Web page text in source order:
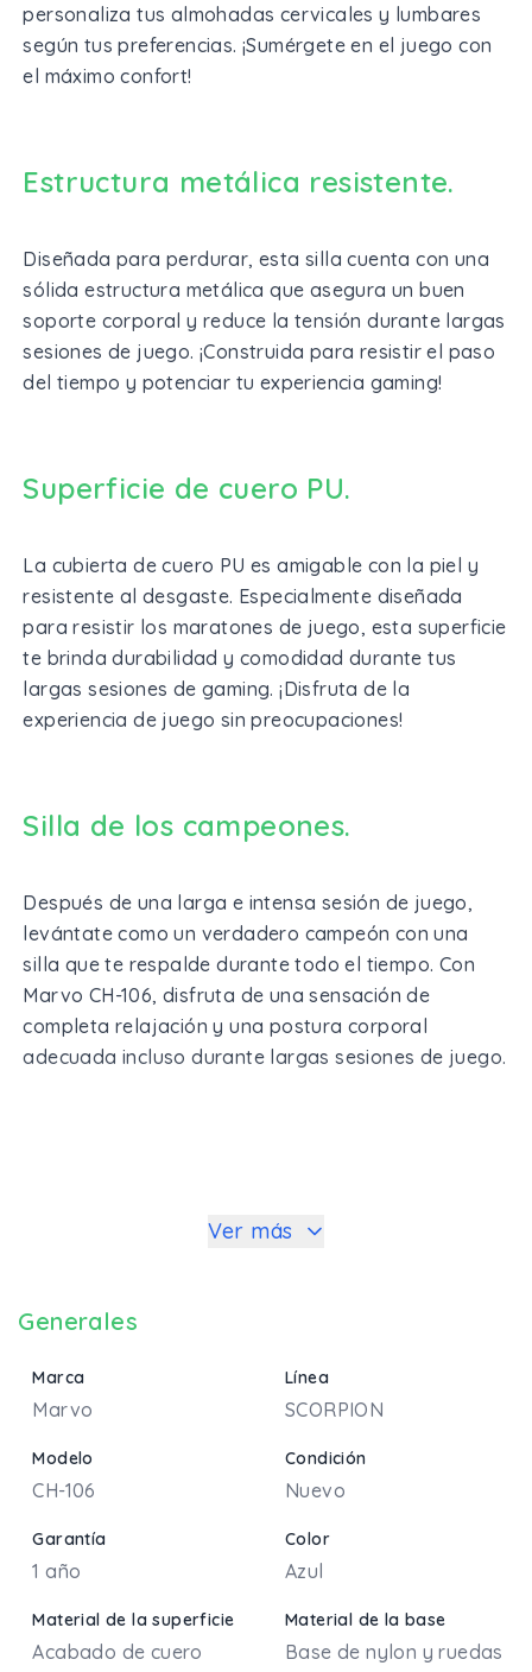
personaliza tus almohadas cervicales y lumbares
según tus preferencias. ¡Sumérgete en el juego con
el máximo confort!
Estructura metálica resistente.
Diseñada para perdurar, esta silla cuenta con una
sólida estructura metálica que asegura un buen
soporte corporal y reduce la tensión durante largas
sesiones de juego. ¡Construida para resistir el paso
del tiempo y potenciar tu experiencia gaming!
Superficie de cuero PU.
La cubierta de cuero PU es amigable con la piel y
resistente al desgaste. Especialmente diseñada
para resistir los maratones de juego, esta superficie
te brinda durabilidad y comodidad durante tus
largas sesiones de gaming. ¡Disfruta de la
experiencia de juego sin preocupaciones!
Silla de los campeones.
Después de una larga e intensa sesión de juego,
levántate como un verdadero campeón con una
silla que te respalde durante todo el tiempo. Con
Marvo CH-106, disfruta de una sensación de
completa relajación y una postura corporal
adecuada incluso durante largas sesiones de juego.
Ver más
Generales
Marca
Marvo
Línea
SCORPION
Modelo
CH-106
Condición
Nuevo
Garantía
1 año
Color
Azul
Material de la superficie
Acabado de cuero
Material de la base
Base de nylon y ruedas